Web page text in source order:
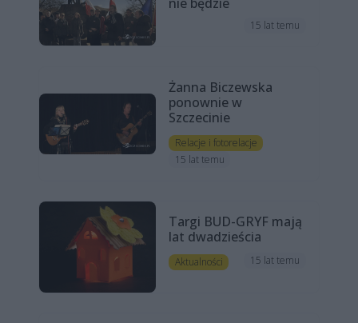
15 lat temu
Żanna Biczewska
ponownie w
Szczecinie
Relacje i fotorelacje
15 lat temu
Targi BUD-GRYF mają
lat dwadzieścia
Aktualności 15 lat temu